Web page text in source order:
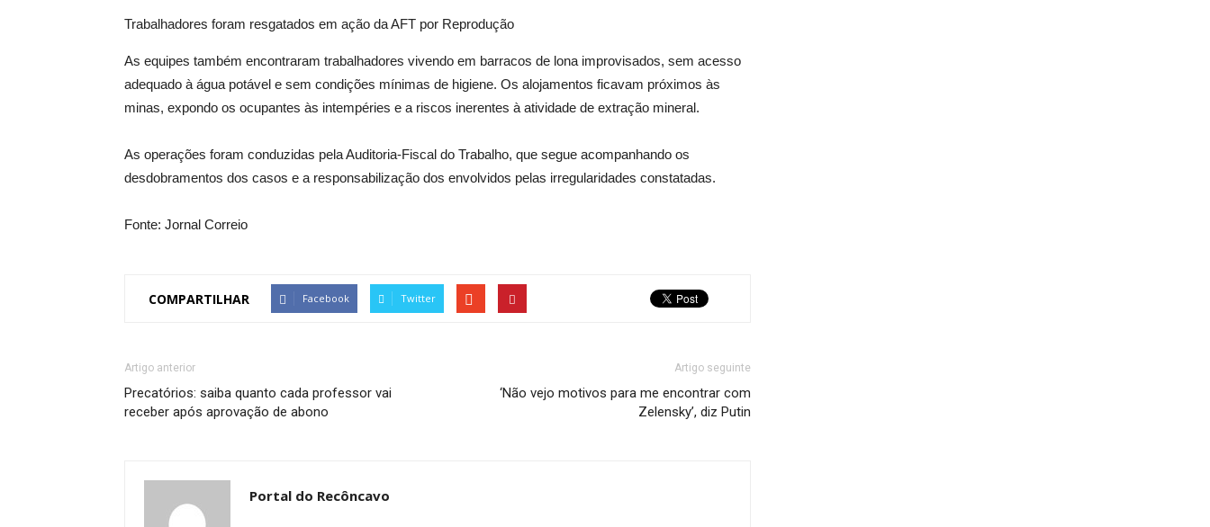
Trabalhadores foram resgatados em ação da AFT por Reprodução
As equipes também encontraram trabalhadores vivendo em barracos de lona improvisados, sem acesso
adequado à água potável e sem condições mínimas de higiene. Os alojamentos ficavam próximos às
minas, expondo os ocupantes às intempéries e a riscos inerentes à atividade de extração mineral.
As operações foram conduzidas pela Auditoria-Fiscal do Trabalho, que segue acompanhando os
desdobramentos dos casos e a responsabilização dos envolvidos pelas irregularidades constatadas.
Fonte: Jornal Correio
COMPARTILHAR Facebook Twitter
Artigo anterior
Precatórios: saiba quanto cada professor vai
receber após aprovação de abono
Artigo seguinte
‘Não vejo motivos para me encontrar com
Zelensky’, diz Putin
Portal do Recôncavo